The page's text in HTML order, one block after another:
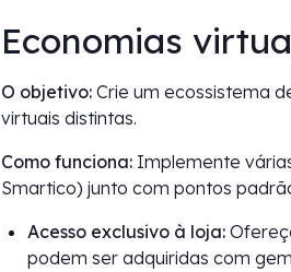
Economias
O objetivo: Crie um ecossistema
virtuais distintas.
Como funciona: Implemente
Smartico) junto com pontos
Acesso exclusivo à loja:
podem ser adquiridas com